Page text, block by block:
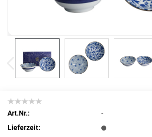
Art.Nr.:
-
Lieferzeit: